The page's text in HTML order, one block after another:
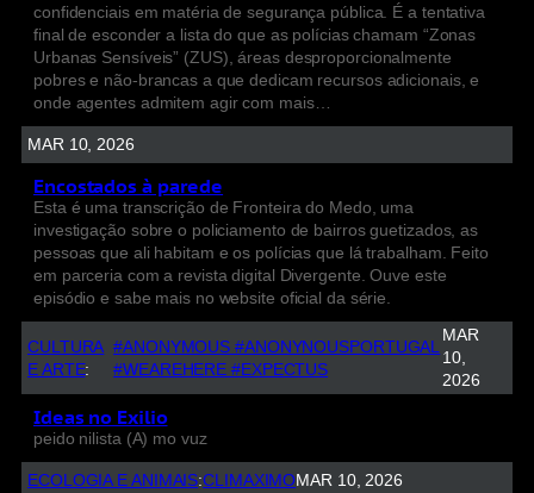
confidenciais em matéria de segurança pública. É a tentativa
final de esconder a lista do que as polícias chamam “Zonas
Urbanas Sensíveis” (ZUS), áreas desproporcionalmente
pobres e não-brancas a que dedicam recursos adicionais, e
onde agentes admitem agir com mais…
MAR 10, 2026
Encostados à parede
Esta é uma transcrição de Fronteira do Medo, uma
investigação sobre o policiamento de bairros guetizados, as
pessoas que ali habitam e os polícias que lá trabalham. Feito
em parceria com a revista digital Divergente. Ouve este
episódio e sabe mais no website oficial da série.
CULTURA
E ARTE:
#ANONYMOUS #ANONYNOUSPORTUGAL
#WEAREHERE #EXPECTUS
MAR
10,
2026
Ideas no Exilio
peido nilista (A) mo vuz
ECOLOGIA E ANIMAIS:CLIMAXIMOMAR 10, 2026